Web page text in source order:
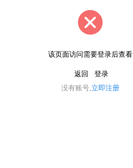
该页面访问需要登录后查看
返回
登录
没有账号,立即注册